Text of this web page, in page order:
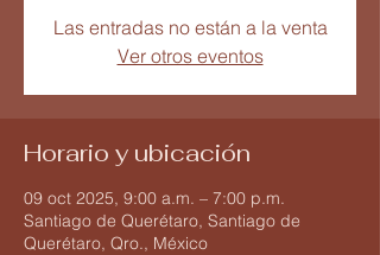
Las entradas no están a la venta
Ver otros eventos
Horario y ubicación
09 oct 2025, 9:00 a.m. – 7:00 p.m.
Santiago de Querétaro, Santiago de
Querétaro, Qro., México